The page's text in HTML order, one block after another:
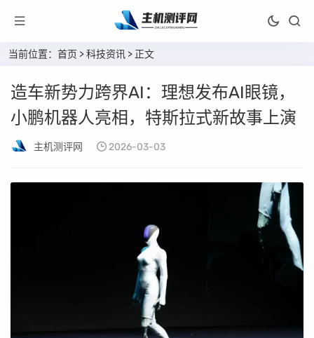
当前位置： 首页 >科技资讯 > 正文
造车新势力跨界AI：理想发布AI眼镜，
小鹏机器人亮相，特斯拉式新故事上演
主机测评网 2026-03-03